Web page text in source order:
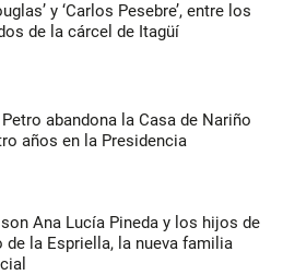
y ‘Carlos Pesebre’, entre los
de la cárcel de Itagüí
abandona la Casa de Nariño
años en la Presidencia
Ana Lucía Pineda y los hijos de
de la Espriella, la nueva familia